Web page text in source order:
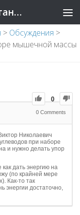
Магазин СПОРТИВНОГО питания
> Обсуждения >
мышечной массы
0
0 Comments
Николаевич
при наборе
и нужно делать упор
как дать энергию на
(по крайней мере
Как-то так
энергии достаточно,